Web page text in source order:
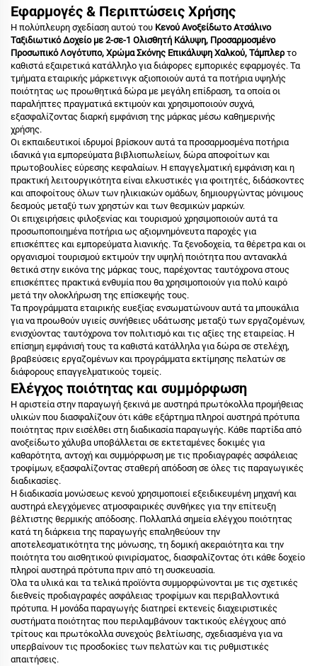
Εφαρμογές & Περιπτώσεις Χρήσης
Η πολύπλευρη σχεδίαση αυτού του Κενού Ανοξείδωτο Ατσάλινο
Ταξιδιωτικό Δοχείο με 2-σε-1 Ολισθητή Κάλυψη, Προσαρμοσμένο
Προσωπικό Λογότυπο, Χρώμα Σκόνης Επικάλυψη Χαλκού, Τάμπλερτο
καθιστά εξαιρετικά κατάλληλο για διάφορες εμπορικές εφαρμογές. Τα
τμήματα εταιρικής μάρκετινγκ αξιοποιούν αυτά τα ποτήρια υψηλής
ποιότητας ως προωθητικά δώρα με μεγάλη επίδραση, τα οποία οι
παραλήπτες πραγματικά εκτιμούν και χρησιμοποιούν συχνά,
εξασφαλίζοντας διαρκή εμφάνιση της μάρκας μέσω καθημερινής
χρήσης.
Οι εκπαιδευτικοί ιδρυμοί βρίσκουν αυτά τα προσαρμοσμένα ποτήρια
ιδανικά για εμπορεύματα βιβλιοπωλείων, δώρα αποφοίτων και
πρωτοβουλίες εύρεσης κεφαλαίων. Η επαγγελματική εμφάνιση και η
πρακτική λειτουργικότητα είναι ελκυστικές για φοιτητές, διδάσκοντες
και αποφοίτους όλων των ηλικιακών ομάδων, δημιουργώντας μόνιμους
δεσμούς μεταξύ των χρηστών και των θεσμικών μαρκών.
Οι επιχειρήσεις φιλοξενίας και τουρισμού χρησιμοποιούν αυτά τα
προσωποποιημένα ποτήρια ως αξιομνημόνευτα παροχές για
επισκέπτες και εμπορεύματα λιανικής. Τα ξενοδοχεία, τα θέρετρα και οι
οργανισμοί τουρισμού εκτιμούν την υψηλή ποιότητα που αντανακλά
θετικά στην εικόνα της μάρκας τους, παρέχοντας ταυτόχρονα στους
επισκέπτες πρακτικά ενθυμία που θα χρησιμοποιούν για πολύ καιρό
μετά την ολοκλήρωση της επίσκεψής τους.
Τα προγράμματα εταιρικής ευεξίας ενσωματώνουν αυτά τα μπουκάλια
για να προωθούν υγιείς συνήθειες υδάτωσης μεταξύ των εργαζομένων,
ενισχύοντας ταυτόχρονα τον πολιτισμό και τις αξίες της εταιρείας. Η
επίσημη εμφάνισή τους τα καθιστά κατάλληλα για δώρα σε στελέχη,
βραβεύσεις εργαζομένων και προγράμματα εκτίμησης πελατών σε
διάφορους επαγγελματικούς τομείς.
Ελέγχος ποιότητας και συμμόρφωση
Η αριστεία στην παραγωγή ξεκινά με αυστηρά πρωτόκολλα προμήθειας
υλικών που διασφαλίζουν ότι κάθε εξάρτημα πληροί αυστηρά πρότυπα
ποιότητας πριν εισέλθει στη διαδικασία παραγωγής. Κάθε παρτίδα από
ανοξείδωτο χάλυβα υποβάλλεται σε εκτεταμένες δοκιμές για
καθαρότητα, αντοχή και συμμόρφωση με τις προδιαγραφές ασφάλειας
τροφίμων, εξασφαλίζοντας σταθερή απόδοση σε όλες τις παραγωγικές
διαδικασίες.
Η διαδικασία μονώσεως κενού χρησιμοποιεί εξειδικευμένη μηχανή και
αυστηρά ελεγχόμενες ατμοσφαιρικές συνθήκες για την επίτευξη
βέλτιστης θερμικής απόδοσης. Πολλαπλά σημεία ελέγχου ποιότητας
κατά τη διάρκεια της παραγωγής επαληθεύουν την
αποτελεσματικότητα της μόνωσης, τη δομική ακεραιότητα και την
ποιότητα του αισθητικού φινιρίσματος, διασφαλίζοντας ότι κάθε δοχείο
πληροί αυστηρά πρότυπα πριν από τη συσκευασία.
Όλα τα υλικά και τα τελικά προϊόντα συμμορφώνονται με τις σχετικές
διεθνείς προδιαγραφές ασφάλειας τροφίμων και περιβαλλοντικά
πρότυπα. Η μονάδα παραγωγής διατηρεί εκτενείς διαχειριστικές
συστήματα ποιότητας που περιλαμβάνουν τακτικούς ελέγχους από
τρίτους και πρωτόκολλα συνεχούς βελτίωσης, σχεδιασμένα για να
υπερβαίνουν τις προσδοκίες των πελατών και τις ρυθμιστικές
απαιτήσεις.